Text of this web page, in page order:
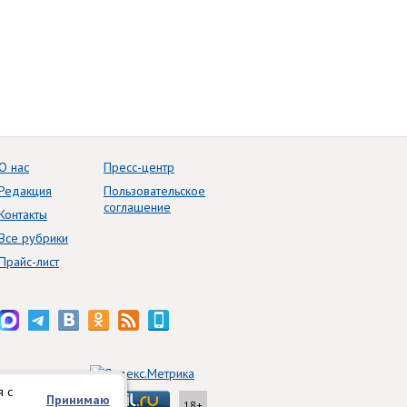
с
Принимаю
нас
рубрики
лист
Пресс-центр
Пользовательское
соглашение
18+